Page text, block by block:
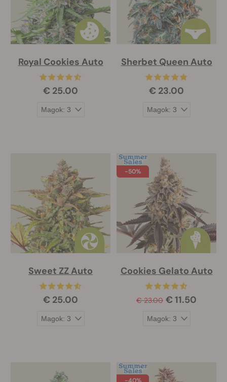
Royal Cookies Auto
€ 25.00
Sherbet Queen Auto
€ 23.00
Sweet ZZ Auto
€ 25.00
-50%
Cookies Gelato Auto
€ 23.00 € 11.50